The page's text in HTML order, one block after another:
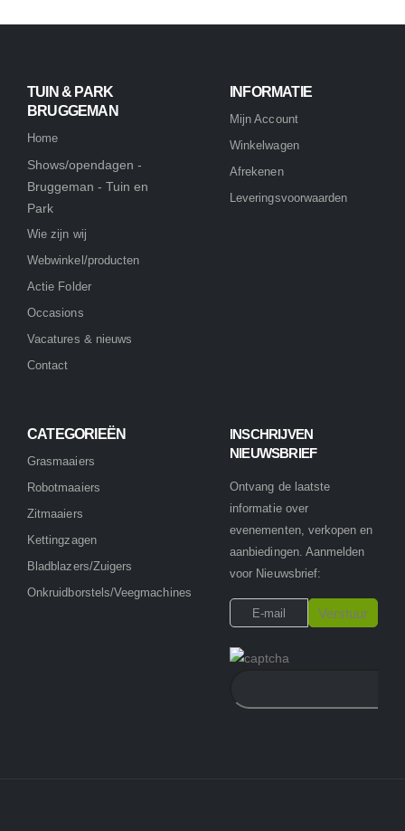
TUIN & PARK
BRUGGEMAN
Home
Shows/opendagen -
Bruggeman - Tuin en
Park
Wie zijn wij
Webwinkel/producten
Actie Folder
Occasions
Vacatures & nieuws
Contact
INFORMATIE
Mijn Account
Winkelwagen
Afrekenen
Leveringsvoorwaarden
CATEGORIEËN
Grasmaaiers
Robotmaaiers
Zitmaaiers
Kettingzagen
Bladblazers/Zuigers
Onkruidborstels/Veegmachines
INSCHRIJVEN
NIEUWSBRIEF
Ontvang de laatste
informatie over
evenementen, verkopen en
aanbiedingen. Aanmelden
voor Nieuwsbrief: